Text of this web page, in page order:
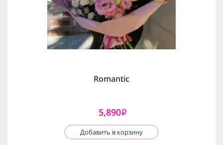
Romantic
5,890i
Добавить в корзину